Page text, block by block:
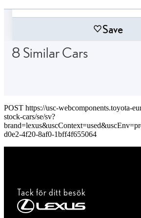
Save
8 Similar Cars
POST https://usc-webcomponents.toyota-
stock-cars/se/sv?
d0e2-4f20-8af0-1bff4f655064
Tack för ditt besök